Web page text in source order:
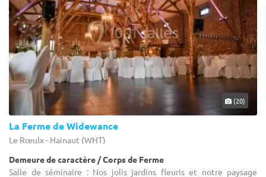
(20)
La Ferme de Widewance
Le Rœulx - Hainaut (WHT)
Demeure de caractère / Corps de Ferme
Salle de séminaire : Nos jolis jardins fleuris et notre paysage